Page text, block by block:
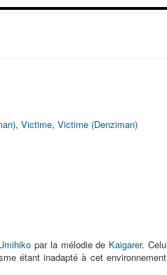
, Victime, Victime (Denziman)
par la mélodie de Kaigarer.
étant inadapté à cet